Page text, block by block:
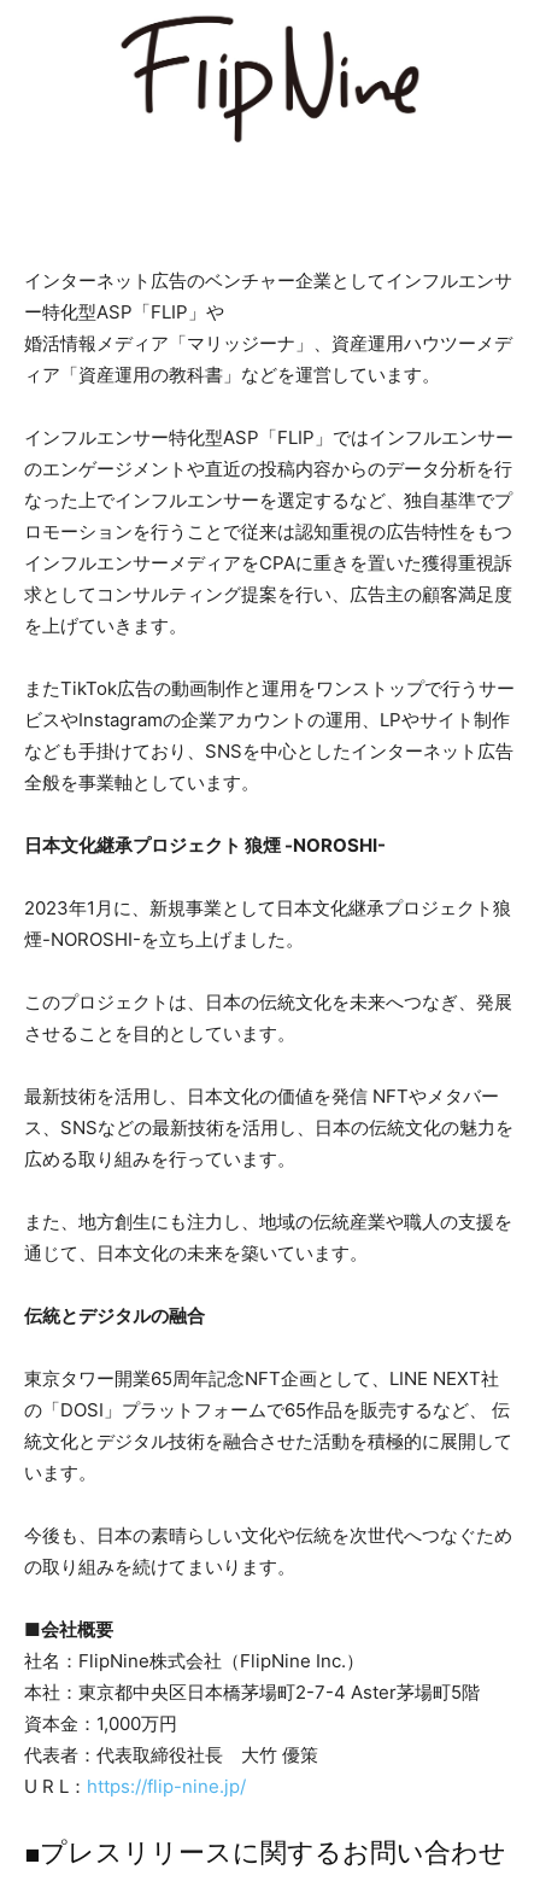
インターネット広告のベンチャー企業としてインフルエンサ
ー特化型ASP「FLIP」や
婚活情報メディア「マリッジーナ」、資産運用ハウツーメデ
ィア「資産運用の教科書」などを運営しています。
インフルエンサー特化型ASP「FLIP」ではインフルエンサー
のエンゲージメントや直近の投稿内容からのデータ分析を行
なった上でインフルエンサーを選定するなど、独自基準でプ
ロモーションを行うことで従来は認知重視の広告特性をもつ
インフルエンサーメディアをCPAに重きを置いた獲得重視訴
求としてコンサルティング提案を行い、広告主の顧客満足度
を上げていきます。
またTikTok広告の動画制作と運用をワンストップで行うサー
ビスやInstagramの企業アカウントの運用、LPやサイト制作
なども手掛けており、SNSを中心としたインターネット広告
全般を事業軸としています。
日本文化継承プロジェクト 狼煙 -NOROSHI-
2023年1月に、新規事業として日本文化継承プロジェクト狼
煙-NOROSHI-を立ち上げました。
このプロジェクトは、日本の伝統文化を未来へつなぎ、発展
させることを目的としています。
最新技術を活用し、日本文化の価値を発信 NFTやメタバー
ス、SNSなどの最新技術を活用し、日本の伝統文化の魅力を
広める取り組みを行っています。
また、地方創生にも注力し、地域の伝統産業や職人の支援を
通じて、日本文化の未来を築いています。
伝統とデジタルの融合
東京タワー開業65周年記念NFT企画として、LINE NEXT社
の「DOSI」プラットフォームで65作品を販売するなど、 伝
統文化とデジタル技術を融合させた活動を積極的に展開して
います。
今後も、日本の素晴らしい文化や伝統を次世代へつなぐため
の取り組みを続けてまいります。
■会社概要
社名：FlipNine株式会社（FlipNine Inc.）
本社：東京都中央区日本橋茅場町2-7-4 Aster茅場町5階
資本金：1,000万円
代表者：代表取締役社長 大竹 優策
U R L： https://flip-nine.jp/
■プレスリリースに関するお問い合わせ